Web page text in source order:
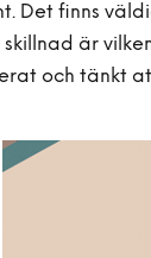
Det finns
är
och tänkt